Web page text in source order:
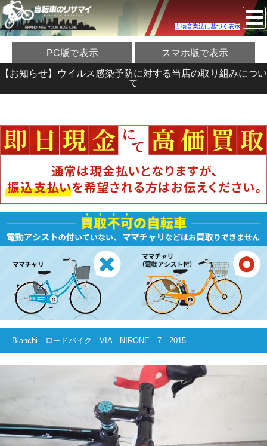
古物営業法に基づく表示
PC版で表示 スマホ版で表示
【お知らせ】ウイルス感染予防に対する当店の取り組みについ
て
Bianchi ロードバイク VIA NIRONE 7 2015